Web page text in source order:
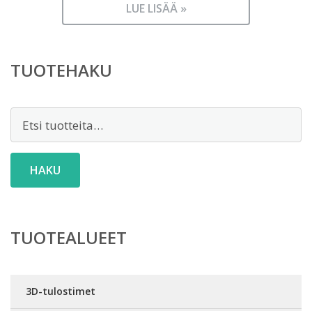
LUE LISÄÄ »
TUOTEHAKU
HAKU
TUOTEALUEET
3D-tulostimet